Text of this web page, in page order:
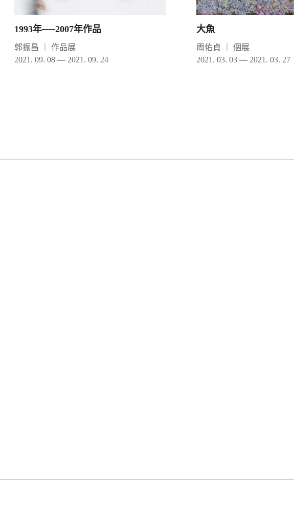
1993年──2007年作品
郭振昌
作品展
2021. 09. 08 — 2021. 09. 24
大魚
周佑貞
個展
2021. 03. 03 — 2021. 03. 27